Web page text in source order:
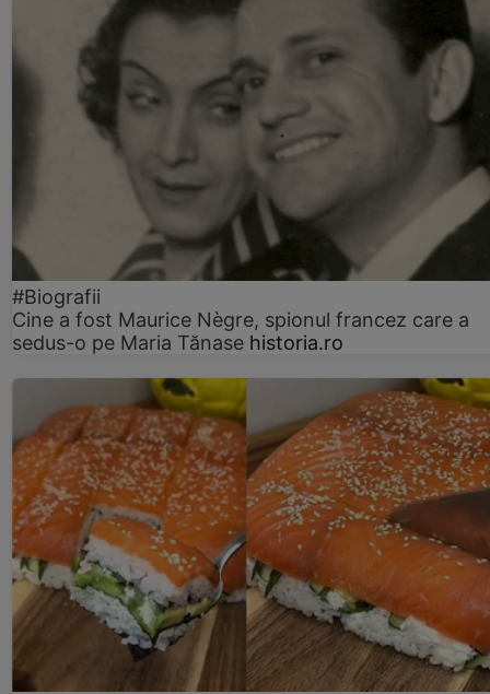
#Biografii
Cine a fost Maurice Nègre, spionul francez care a
sedus-o pe Maria Tănase historia.ro